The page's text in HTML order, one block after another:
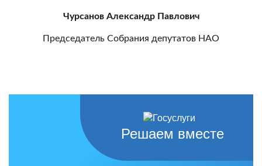
Чурсанов Александр Павлович
Председатель Собрания депутатов НАО
Решаем вместе